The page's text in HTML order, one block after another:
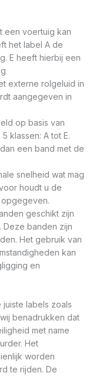
een voertuig kan
het label A de
E heeft hierbij een
externe rolgeluid in
aangegeven in
op basis van
klassen: A tot E.
een band met de
snelheid wat mag
houdt u de
opgegeven.
geschikt zijn
banden zijn
Het gebruik van
kan
en
labels zoals
benadrukken dat
met name
Het
worden
te rijden. De